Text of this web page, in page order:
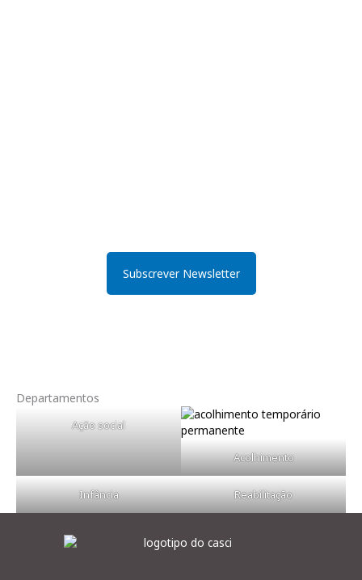
Subscrever Newsletter
Departamentos
Ação social
Acolhimento
Infância Reabilitação